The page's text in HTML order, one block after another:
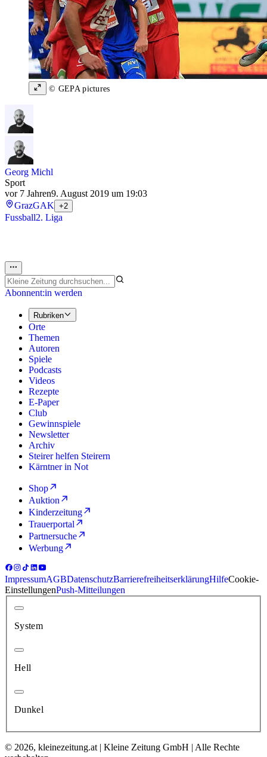
© GEPA pictures
Georg Michl
Sport
vor 7 Jahren9. August 2019 um 19:03
GrazGAK +2
Fussball2. Liga
Abonnent:in werden
Rubriken
Orte
Themen
Autoren
Spiele
Podcasts
Videos
Rezepte
E-Paper
Club
Gewinnspiele
Newsletter
Archiv
Steirer helfen Steirern
Kärntner in Not
Shop
Auktion
Kinderzeitung
Trauerportal
Partnersuche
Werbung
ImpressumAGBDatenschutzBarrierefreiheitserklärungHilfeCookie-
EinstellungenPush-Mitteilungen
System
Hell
Dunkel
© 2026, kleinezeitung.at | Kleine Zeitung GmbH | Alle Rechte